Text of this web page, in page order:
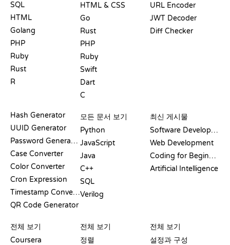
SQL
HTML
Golang
PHP
Ruby
Rust
R
HTML & CSS
Go
Rust
PHP
Ruby
Swift
Dart
C
URL Encoder
JWT Decoder
Diff Checker
Hash Generator
UUID Generator
Password Generator
Case Converter
Color Converter
Cron Expression
Timestamp Converter
QR Code Generator
모든 문서 보기
Python
JavaScript
Java
C++
SQL
Verilog
최신 게시물
Software Development
Web Development
Coding for Beginners
Artificial Intelligence
전체 보기
Coursera
전체 보기
정렬
전체 보기
설정과 구성